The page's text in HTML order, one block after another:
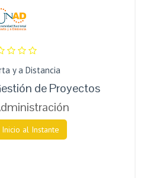
y a Distancia
de Proyectos
al Instante